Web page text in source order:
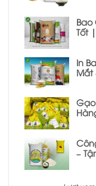
Tốt
In
Mắt
Gạo
–